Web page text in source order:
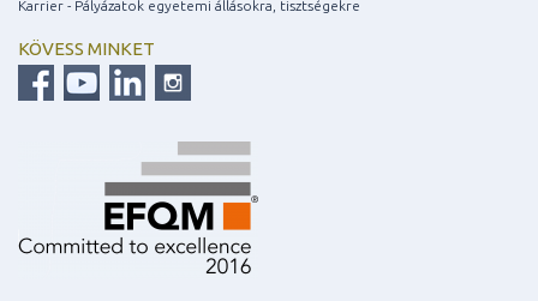
Karrier - Pályázatok egyetemi állásokra, tisztségekre
KÖVESS MINKET